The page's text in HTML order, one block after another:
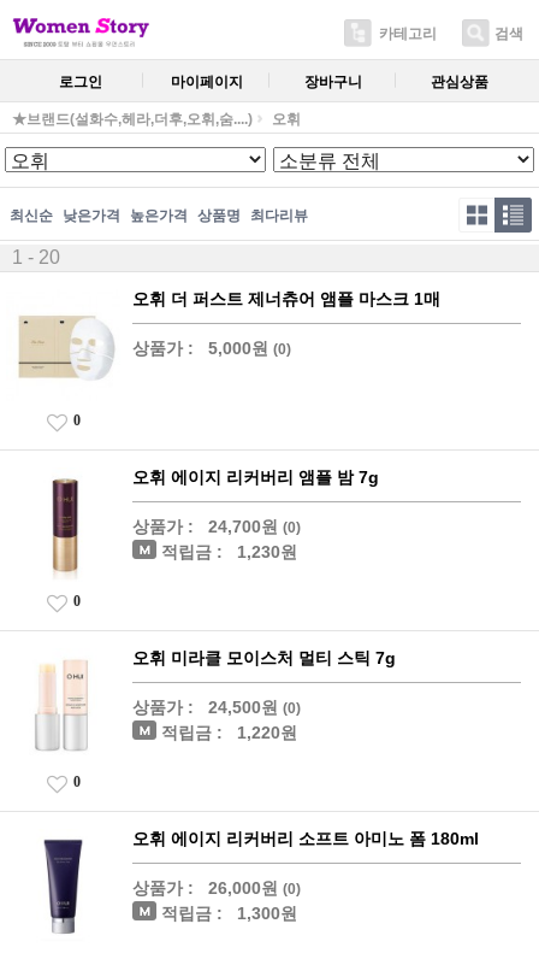
카테고리 검색
로그인 마이페이지 장바구니 관심상품
★브랜드(설화수,헤라,더후,오휘,숨....) 오휘
최신순 낮은가격 높은가격 상품명 최다리뷰
1 - 20
오휘 더 퍼스트 제너츄어 앰플 마스크 1매
상품가 : 5,000원 (0)
0
오휘 에이지 리커버리 앰플 밤 7g
상품가 : 24,700원 (0)
적립금 : 1,230원
0
오휘 미라클 모이스처 멀티 스틱 7g
상품가 : 24,500원 (0)
적립금 : 1,220원
0
오휘 에이지 리커버리 소프트 아미노 폼 180ml
상품가 : 26,000원 (0)
적립금 : 1,300원